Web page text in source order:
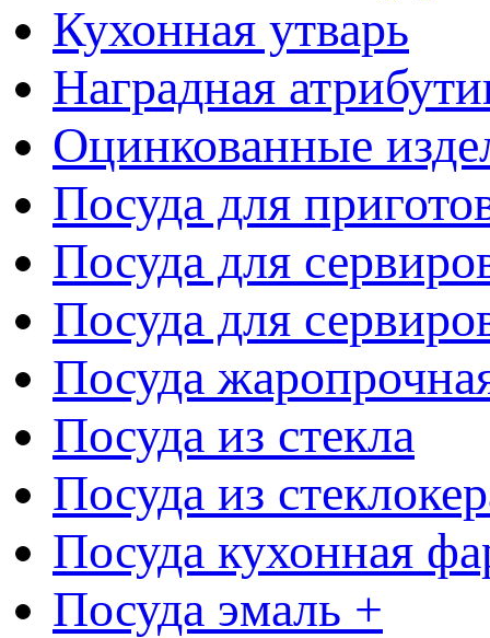
Кухонная утварь
Наградная
Оцинкованные
Посуда для
Посуда для
Посуда для
Посуда
Посуда из стекла
Посуда из
Посуда кухонная
Посуда эмаль +